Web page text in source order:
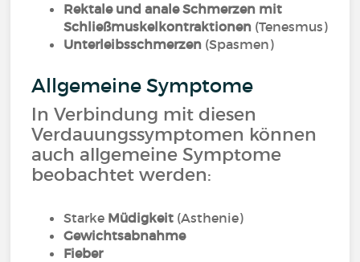
Rektale und anale Schmerzen mit
Schließmuskelkontraktionen (Tenesmus)
Unterleibsschmerzen (Spasmen)
Allgemeine Symptome
In Verbindung mit diesen
Verdauungssymptomen können
auch allgemeine Symptome
beobachtet werden:
Starke Müdigkeit (Asthenie)
Gewichtsabnahme
Fieber